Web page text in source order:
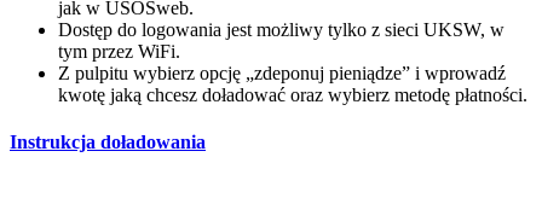
jak w USOSweb.
Dostęp do logowania jest możliwy tylko z sieci UKSW, w
tym przez WiFi.
Z pulpitu wybierz opcję „zdeponuj pieniądze” i wprowadź
kwotę jaką chcesz doładować oraz wybierz metodę płatności.
Instrukcja doładowania